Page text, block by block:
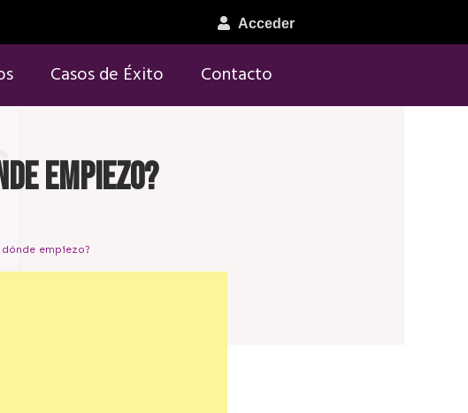
Acceder
Casos de Éxito Contacto
empiezo?
empiezo?